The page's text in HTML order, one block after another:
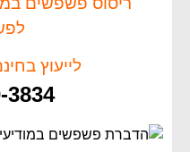
לייעוץ
3834